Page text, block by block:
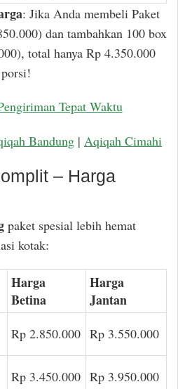
: Jika Anda membeli Paket
dan tambahkan 100 box
total hanya Rp 4.350.000
Tepat Waktu
Bandung | Aqiqah Cimahi
– Harga
paket spesial lebih hemat
kotak:
Harga
Betina
Harga
Jantan
Rp 2.850.000 Rp 3.550.000
Rp 3.450.000 Rp 3.950.000